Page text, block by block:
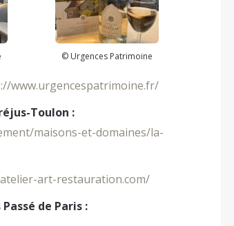
© Urgences Patrimoine
www.urgencespatrimoine.fr/
Toulon :
maisons-et-domaines/la-
art-restauration.com/
de Paris :